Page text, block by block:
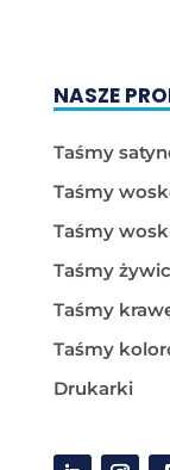
NASZE
Taśmy
Taśmy
Taśmy
Taśmy
Taśmy
Taśmy
Drukarki